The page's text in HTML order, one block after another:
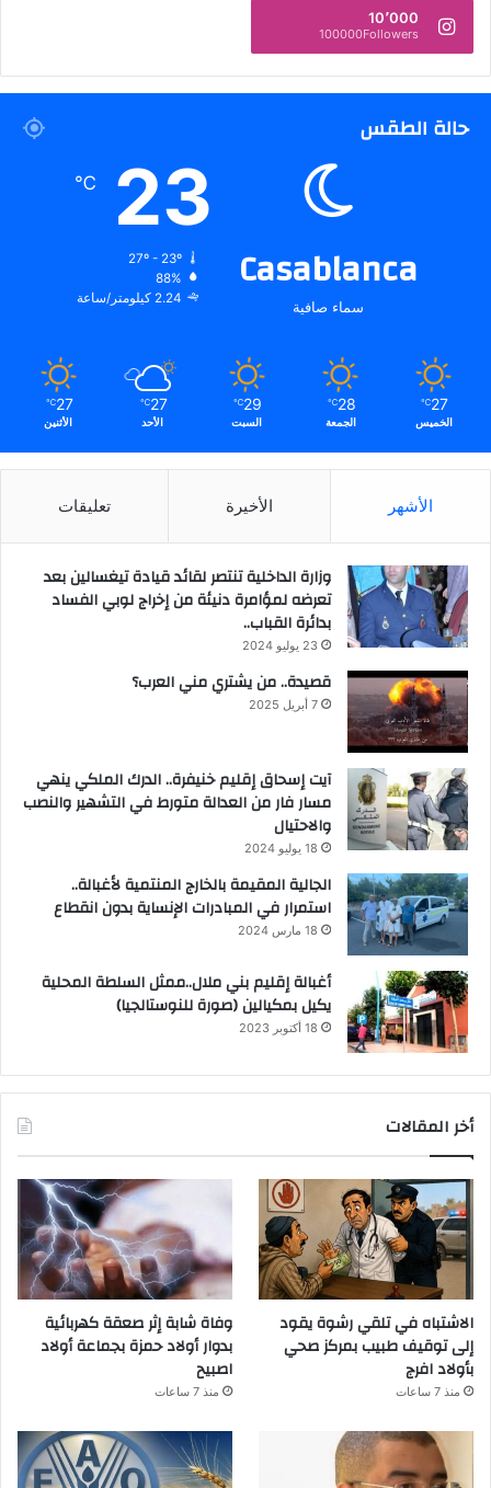
10٬000
100000Followers
حالة الطقس
Casablanca
سماء صافية
23
℃
27º - 23º
88%
2.24 كيلومتر/ساعة
27
℃
الخميس
28
℃
الجمعة
29
℃
السبت
27
℃
الأحد
27
℃
الأثنين
الأشهر الأخيرة تعليقات
وزارة الداخلية تنتصر لقائد قيادة تيغسالين بعد
تعرضه لمؤامرة دنيئة من إخراج لوبي الفساد
بدائرة القباب..
23 يوليو 2024
قصيدة.. من يشتري مني العرب؟
7 أبريل 2025
آيت إسحاق إقليم خنيفرة.. الدرك الملكي ينهي
مسار فار من العدالة متورط في التشهير والنصب
والاحتيال
18 يوليو 2024
الجالية المقيمة بالخارج المنتمية لأغبالة..
استمرار في المبادرات الإنساية بدون انقطاع
18 مارس 2024
أغبالة إقليم بني ملال..ممثل السلطة المحلية
يكيل بمكيالين (صورة للنوستالجيا)
18 أكتوبر 2023
أخر المقالات
الاشتباه في تلقي رشوة يقود
إلى توقيف طبيب بمركز صحي
بأولاد افرج
منذ 7 ساعات
وفاة شابة إثر صعقة كهربائية
بدوار أولاد حمزة بجماعة أولاد
اصبيح
منذ 7 ساعات